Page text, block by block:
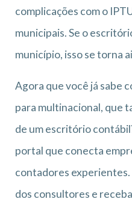
complicações com o
municipais. Se o
município, isso se torna
Agora que você já sabe
para multinacional, que
de um escritório
portal que conecta
contadores
dos consultores e